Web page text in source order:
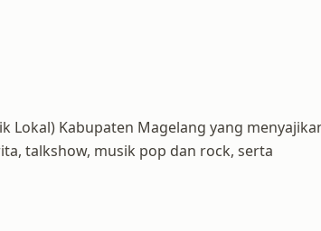
Lokal) Kabupaten Magelang yang
talkshow, musik pop dan rock, serta